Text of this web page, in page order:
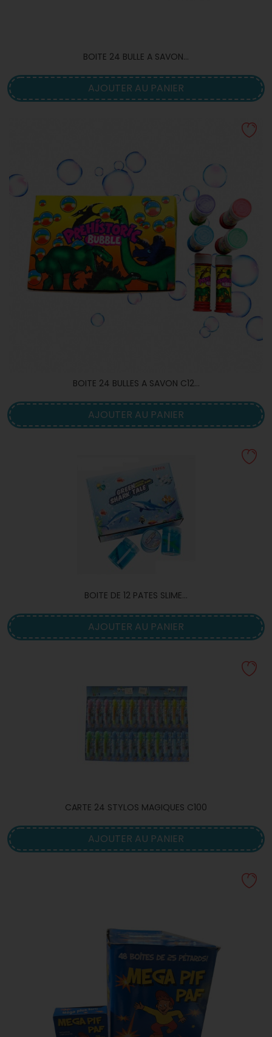
BOITE 24 BULLE A SAVON...
AJOUTER AU PANIER
BOITE 24 BULLES A SAVON C12...
AJOUTER AU PANIER
BOITE DE 12 PATES SLIME...
AJOUTER AU PANIER
CARTE 24 STYLOS MAGIQUES C100
AJOUTER AU PANIER